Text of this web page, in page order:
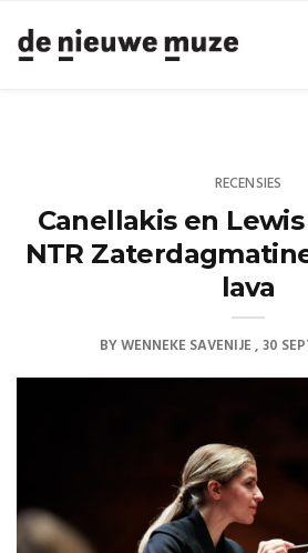
RECENSIES
Canellakis en
NTR
lava
BYWENNEKE SAVENIJE 30